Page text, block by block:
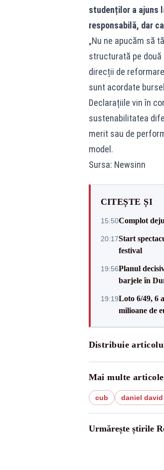
studenților a ajuns
responsabilă, dar
„Nu ne apucăm să
structurată pe două
direcții de
sunt acordate
Declarațiile vin în
sustenabilitatea
merit sau de
model.
Sursa: Newsinn
CITEȘTE ȘI
15:50Complot
20:17Start
festival
19:56Planul
barjele în
19:19Loto 6/49, 6
milioane de
Distribuie
Mai multe
cub daniel david
Urmărește știrile